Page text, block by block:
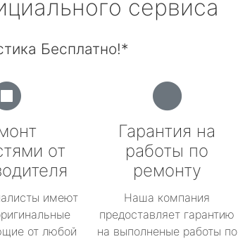
сервиса
Бесплатно!*
от
имеют
от любой
Гарантия на
работы по
ремонту
Наша компания
предоставляет гарантию
на выполненые работы по